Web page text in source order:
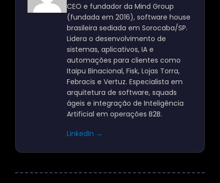
CEO e fundador da Mind Group
(fundada em 2016), software house
brasileira sediada em Sorocaba/SP.
Lidera o desenvolvimento de
sistemas, aplicativos, IA e
automações para clientes como
Itaipu Binacional, Fisk, Lojas Torra,
Febracis e Vertuz. Especialista em
arquitetura de software, squads
ágeis e integração de Inteligência
Artificial em operações B2B.
LinkedIn →